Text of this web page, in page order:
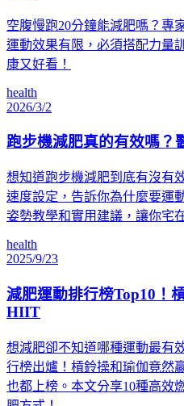
空腹慢跑20分鐘能減肥嗎？專
運動效果有限，必須搭配力量
康又好看！
health
2026/3/2
跑步機減肥真的有效嗎？
想知道跑步機減肥到底有沒有
速度設定，告訴你為什麼要運
姿勢教學和實用建議，讓你宅
health
2025/9/23
減肥運動排行榜Top10！
HIIT
想減肥卻不知道哪種運動最有
行榜出爐！槓鈴操和瑜伽竟然
也都上榜。本文分享10種高效